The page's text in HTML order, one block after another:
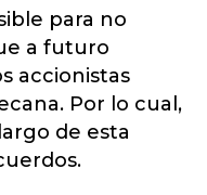
para no
a futuro
accionistas
Por lo cual,
de esta